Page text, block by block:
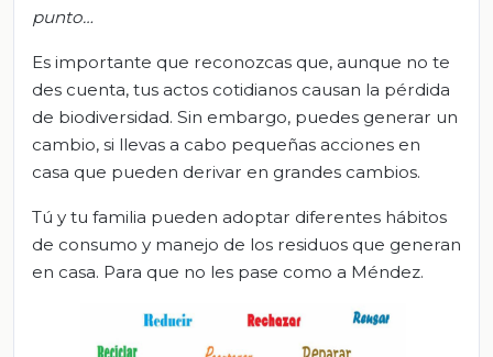
punto…
Es importante que reconozcas que, aunque no te
des cuenta, tus actos cotidianos causan la pérdida
de biodiversidad. Sin embargo, puedes generar un
cambio, si llevas a cabo pequeñas acciones en
casa que pueden derivar en grandes cambios.
Tú y tu familia pueden adoptar diferentes hábitos
de consumo y manejo de los residuos que generan
en casa. Para que no les pase como a Méndez.